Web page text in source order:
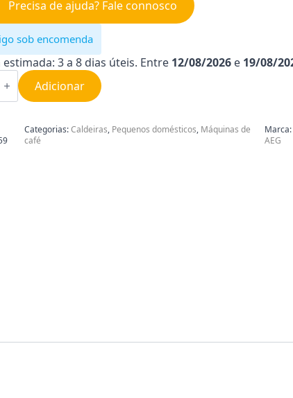
Precisa de ajuda? Fale connosco
sob encomenda
estimada: 3 a 8 dias úteis. Entre 12/08/2026 e 19/08/
Adicionar
Categorias:Caldeiras, Pequenos domésticos, Máquinas de
café
Marca:
AEG